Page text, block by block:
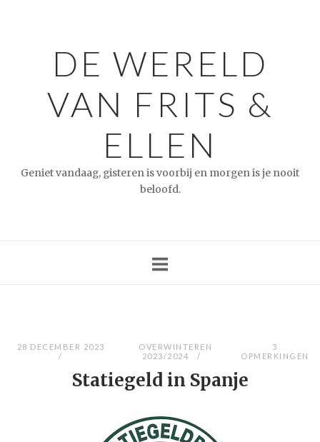
DE WERELD
VAN FRITS &
ELLEN
Geniet vandaag, gisteren is voorbij en morgen is je nooit
beloofd.
28 DECEMBER 2023
OVERWINTEREN
2023/2024
3
OPMERKINGEN
Statiegeld in Spanje